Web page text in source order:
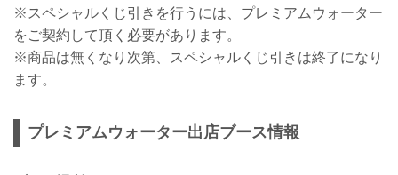
※スペシャルくじ引きを行うには、プレミアムウォーター
をご契約して頂く必要があります。
※商品は無くなり次第、スペシャルくじ引きは終了になり
ます。
プレミアムウォーター出店ブース情報